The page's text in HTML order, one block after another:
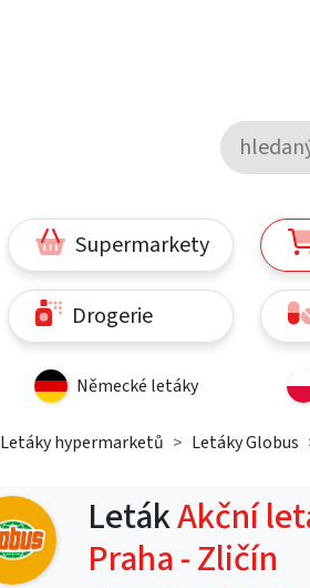
Supermarkety
Drogerie
Německé letáky
Letáky hypermarketů Letáky Globus
LetákAkční
Praha - Zličín